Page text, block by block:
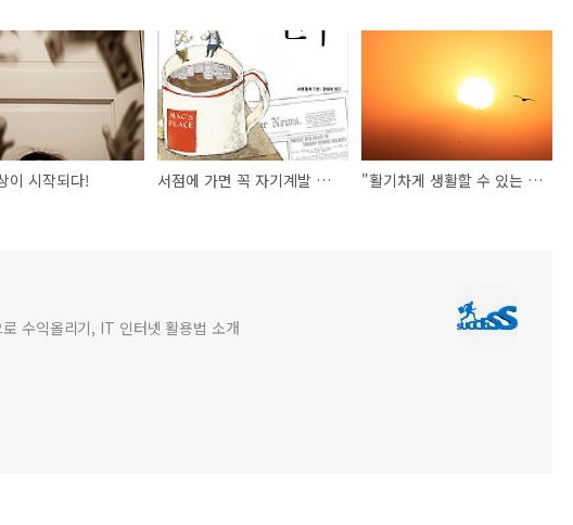
이 시작되다! 서점에 가면 꼭 자기계발 서적만 고르게 되는걸까? "활기차게 생활할 수 있는 마인드 컨트롤 비법이 있다면?"
수익올리기, IT 인터넷 활용법 소개